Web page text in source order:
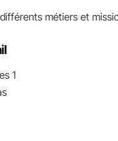
métiers et
1